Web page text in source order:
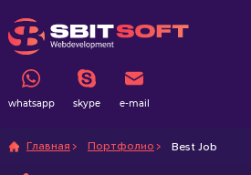
whatsapp skype e-mail
Главная Портфолио Best Job